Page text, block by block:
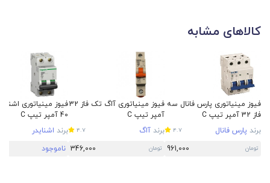
کالاهای مشابه
فیوز مینیاتوری پارس فانال سه
فاز 32 آمپر تیپ C
برند پارس فانال 4.7
تومان 961,000
فیوز مینیاتوری آاگ تک فاز 32
آمپر تیپ C
برند آاگ 4.7
تومان 346,000
فیوز مینیاتوری
40 آمپر تیپ C
برند اشنایدر
ناموجود